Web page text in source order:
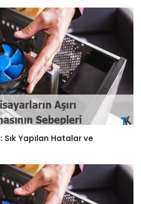
Sık Yapılan Hatalar ve